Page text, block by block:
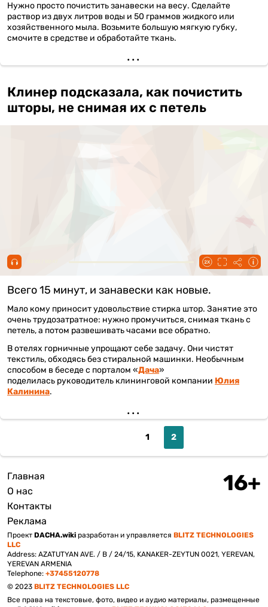
Нужно просто почистить занавески на весу. Сделайте
раствор из двух литров воды и 50 граммов жидкого или
хозяйственного мыла. Возьмите большую мягкую губку,
смочите в средстве и обработайте ткань.
Клинер подсказала, как почистить
шторы, не снимая их с петель
Всего 15 минут, и занавески как новые.
Мало кому приносит удовольствие стирка штор. Занятие это
очень трудозатратное: нужно промучиться, снимая ткань с
петель, а потом развешивать часами все обратно.
В отелях горничные упрощают себе задачу. Они чистят
текстиль, обходясь без стиральной машинки. Необычным
способом в беседе с порталом «Дача»
поделилась руководитель клининговой компании Юлия
Калинина.
Page
1
Текущая
страница
2
Подвал
Главная
О нас
Контакты
Реклама
Проект DACHA.wiki разработан и управляется BLITZ TECHNOLOGIES
LLC
Address: AZATUTYAN AVE. / B / 24/15, KANAKER-ZEYTUN 0021, YEREVAN,
YEREVAN ARMENIA
Telephone: +37455120778
© 2023 BLITZ TECHNOLOGIES LLC
Все права на текстовые, фото, видео и аудио материалы, размещенные